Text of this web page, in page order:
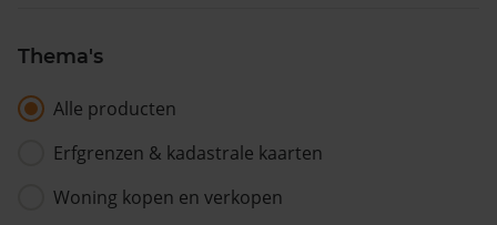
Thema's
Alle producten
Erfgrenzen & kadastrale kaarten
Woning kopen en verkopen